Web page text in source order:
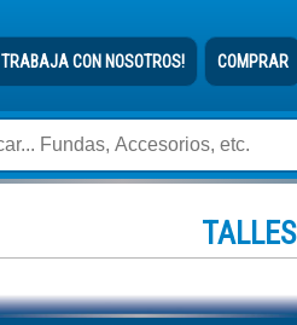
TRABAJA CON NOSOTROS! COMPRAR
TALLES